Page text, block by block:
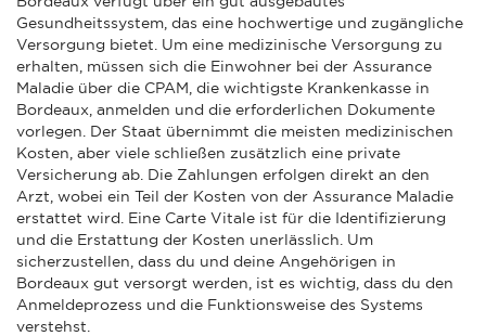
Gesundheitssystem, das eine hochwertige und zugängliche
Versorgung bietet. Um eine medizinische Versorgung zu
erhalten, müssen sich die Einwohner bei der Assurance
Maladie über die CPAM, die wichtigste Krankenkasse in
Bordeaux, anmelden und die erforderlichen Dokumente
vorlegen. Der Staat übernimmt die meisten medizinischen
Kosten, aber viele schließen zusätzlich eine private
Versicherung ab. Die Zahlungen erfolgen direkt an den
Arzt, wobei ein Teil der Kosten von der Assurance Maladie
erstattet wird. Eine Carte Vitale ist für die Identifizierung
und die Erstattung der Kosten unerlässlich. Um
sicherzustellen, dass du und deine Angehörigen in
Bordeaux gut versorgt werden, ist es wichtig, dass du den
Anmeldeprozess und die Funktionsweise des Systems
verstehst.